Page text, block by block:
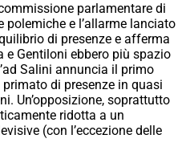
parlamentare di
e l’allarme lanciato
di presenze e afferma
e Gentiloni ebbero più spazio
Salini annuncia il primo
di presenze in quasi
Un’opposizione, soprattutto
ridotta a un
(con l’eccezione delle